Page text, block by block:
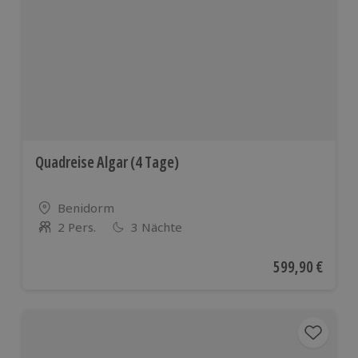
Quadreise Algar (4 Tage)
Standort
Benidorm
Anzahl der Teilnehmer
2 Pers. 3 Nächte
Aktueller Preis
599,90 €